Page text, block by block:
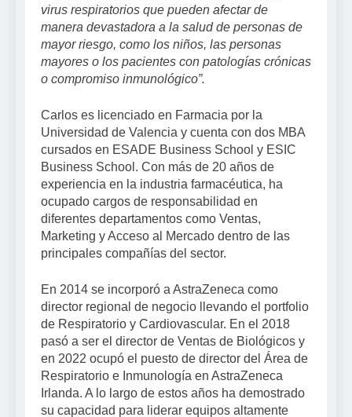
virus respiratorios que pueden afectar de
manera devastadora a la salud de personas de
mayor riesgo, como los niños, las personas
mayores o los pacientes con patologías crónicas
o compromiso inmunológico”.
Carlos es licenciado en Farmacia por la
Universidad de Valencia y cuenta con dos MBA
cursados en ESADE Business School y ESIC
Business School. Con más de 20 años de
experiencia en la industria farmacéutica, ha
ocupado cargos de responsabilidad en
diferentes departamentos como Ventas,
Marketing y Acceso al Mercado dentro de las
principales compañías del sector.
En 2014 se incorporó a AstraZeneca como
director regional de negocio llevando el portfolio
de Respiratorio y Cardiovascular. En el 2018
pasó a ser el director de Ventas de Biológicos y
en 2022 ocupó el puesto de director del Área de
Respiratorio e Inmunología en AstraZeneca
Irlanda. A lo largo de estos años ha demostrado
su capacidad para liderar equipos altamente